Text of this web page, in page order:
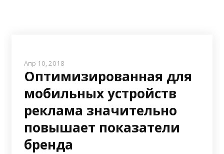
Апр 10, 2018
Оптимизированная для
мобильных устройств
реклама значительно
повышает показатели
бренда